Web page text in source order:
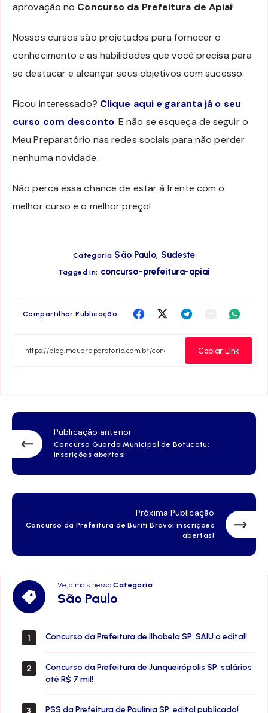
aprovação no Concurso da Prefeitura de Apiaí!
Nossos cursos são projetados para fornecer o
conhecimento e as habilidades que você precisa para
se destacar e alcançar seus objetivos com sucesso.
Ficou interessado? Clique aqui e garanta já o seu
curso com desconto. E não se esqueça de seguir o
Meu Preparatório nas redes sociais para não perder
nenhuma novidade.
Não perca essa chance de estar à frente com o
melhor curso e o melhor preço!
Categoria São Paulo, Sudeste
Tagged in: concurso-prefeitura-apiai
Compartilhar Publicação:
Compartilha
Facebook
CompartilhaCompartilha
Telegram
Compartilha
Email
Copiar Link
Publicação anterior
Concurso Guarda Municipal de Botucatu:
inscrições abertas!
Próxima Publicação
Concurso da Prefeitura de Buriti Bravo: inscrições
abertas!
Veja mais nessaCategoria
São Paulo
São
Paulo
1 Concurso da Prefeitura de Ilhabela SP: SAIU o edital!
2
Concurso da Prefeitura de Junqueirópolis SP: salários
até R$ 7 mil!
PSS da Prefeitura de Paulínia SP: edital publicado!